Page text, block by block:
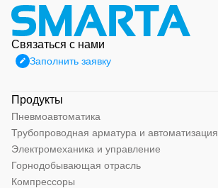
Связаться с нами
Заполнить заявку
Продукты
Пневмоавтоматика
Трубопроводная арматура и автоматизация
Электромеханика и управление
Горнодобывающая отрасль
Компрессоры